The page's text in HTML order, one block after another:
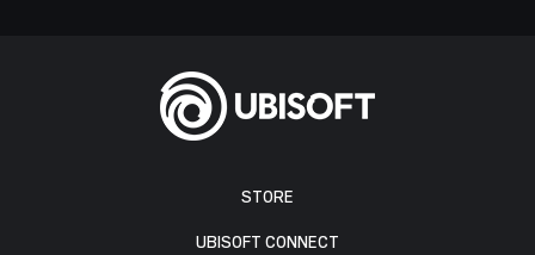
STORE
UBISOFT CONNECT